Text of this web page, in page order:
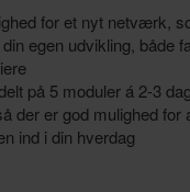
for et nyt netværk,
egen udvikling, både
på 5 moduler á 2-3
der er god mulighed for
ind i din hverdag